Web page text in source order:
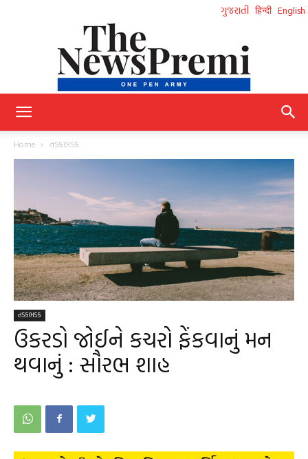
ગુજરાતી हिन्दी English
Home તડકભડક
તડકભડક
ઉકરડો જોઈને કચરો ફેંકવાનું મન
થવાનું : સૌરભ શાહ